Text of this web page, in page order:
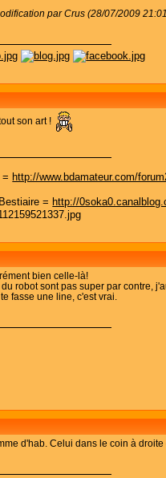
par Crus (28/07/2009
son art !
= http://www.bdamateur.com/
= http://
bien celle-là!
robot sont pas super par contre,
fasse une line, c'est vrai.
d'hab. Celui dans le coin à droite